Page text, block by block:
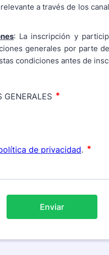
a través de los
: La inscripción y
generales por parte
condiciones antes de
Enviar